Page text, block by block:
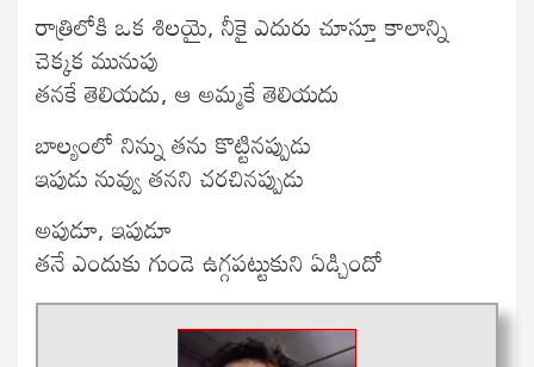
రాత్రిలోకి ఒక శిలయై, నీకై ఎదురు చూస్తూ కాలాన్ని
చెక్కక మునుపు
తనకే తెలియదు, ఆ అమ్మకే తెలియదు
బాల్యంలో నిన్ను తను కొట్టినప్పుడు
ఇపుడు నువ్వు తనని చరచినప్పుడు
అపుడూ, ఇపుడూ
తనే ఎందుకు గుండె ఉగ్గపట్టుకుని ఏడ్చిందో